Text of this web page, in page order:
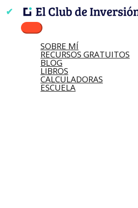
contenido
Menú
principal
SOBRE MÍ
RECURSOS GRATUITOS
BLOG
LIBROS
CALCULADORAS
ESCUELA
Nombre*
Correo
electrónico*
Web
Escribe
aquí...
Buscar